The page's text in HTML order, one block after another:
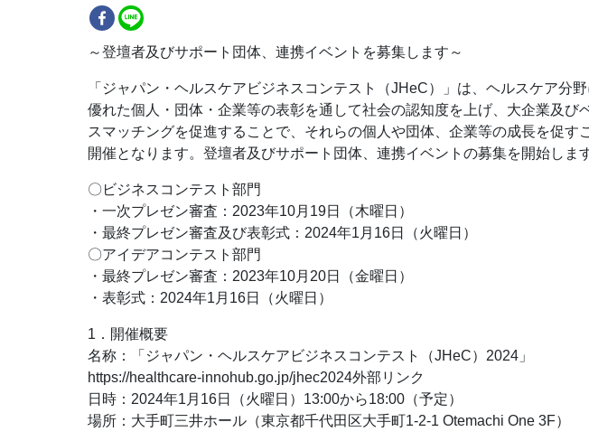
～登壇者及びサポート団体、連携イベントを募集します～
「ジャパン・ヘルスケアビジネスコンテスト（JHeC）」は、ヘルスケア分
優れた個人・団体・企業等の表彰を通して社会の認知度を上げ、大企業及び
スマッチングを促進することで、それらの個人や団体、企業等の成長を促す
開催となります。登壇者及びサポート団体、連携イベントの募集を開始しま
〇ビジネスコンテスト部門
・一次プレゼン審査：2023年10月19日（木曜日）
・最終プレゼン審査及び表彰式：2024年1月16日（火曜日）
〇アイデアコンテスト部門
・最終プレゼン審査：2023年10月20日（金曜日）
・表彰式：2024年1月16日（火曜日）
1．開催概要
名称：「ジャパン・ヘルスケアビジネスコンテスト（JHeC）2024」
https://healthcare-innohub.go.jp/jhec2024外部リンク
日時：2024年1月16日（火曜日）13:00から18:00（予定）
場所：大手町三井ホール（東京都千代田区大手町1-2-1 Otemachi One 3F）